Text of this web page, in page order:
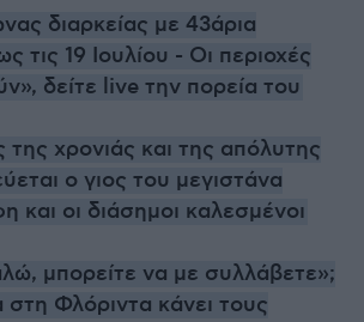
διαρκείας με 43άρια
τις 19 Ιουλίου - Οι περιοχές
δείτε live την πορεία του
της χρονιάς και της απόλυτης
ο γιος του μεγιστάνα
και οι διάσημοι καλεσμένοι
μπορείτε να με συλλάβετε»;
στη Φλόριντα κάνει τους